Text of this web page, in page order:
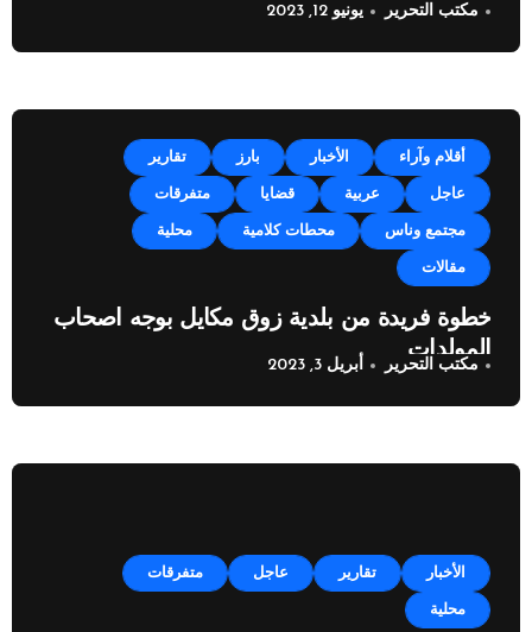
مكتب التحرير يونيو 12, 2023
أقلام وآراء الأخبار بارز تقارير
عاجل عربية قضايا متفرقات
مجتمع وناس محطات كلامية محلية
مقالات
خطوة فريدة من بلدية زوق مكايل بوجه اصحاب
المولدات
مكتب التحرير أبريل 3, 2023
الأخبار تقارير عاجل متفرقات
محلية